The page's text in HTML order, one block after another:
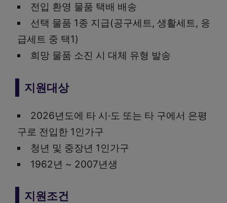
전입 환영 물품 택배 배송
선택 물품 1종 지급(공구세트, 생활세트, 응
급세트 중 택1)
희망 물품 소진 시 대체 유형 발송
지원대상
2026년도에 타 시·도 또는 타 구에서 은평
구로 전입한 1인가구
청년 및 중장년 1인가구
1962년 ~ 2007년생
지원조건